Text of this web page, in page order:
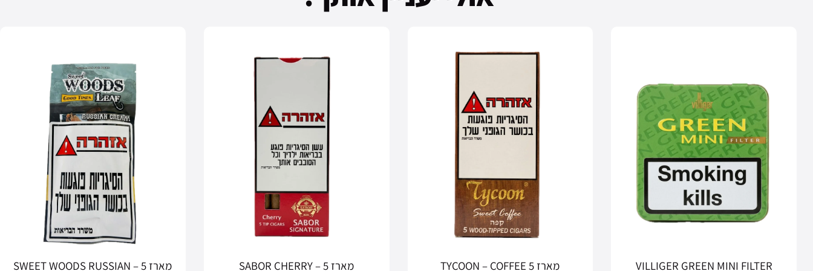
VILLIGER GREEN MINI FILTER
מארז 5 TYCOON – COFFEE
מארז 5 – SABOR CHERRY
מארז 5 – SWEET WOODS RUSSIAN